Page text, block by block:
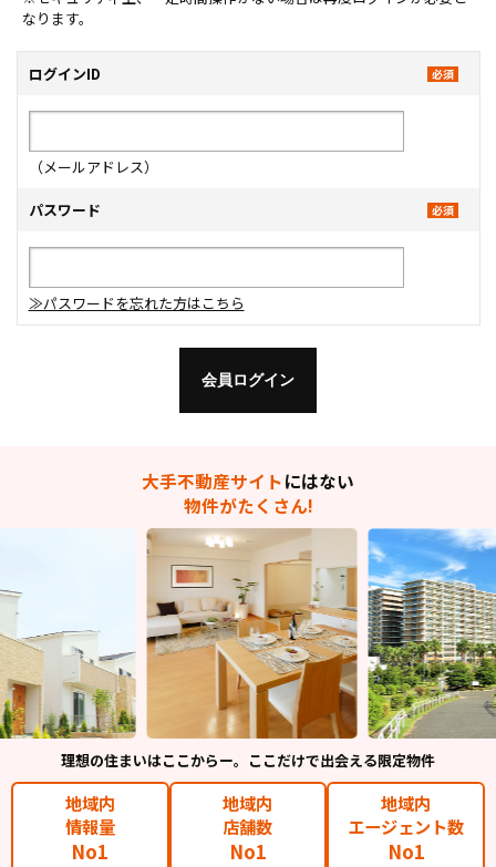
なります。
ログインID
（メールアドレス）
パスワード
≫パスワードを忘れた方はこちら
大手不動産サイトにはない
物件がたくさん!
理想の住まいはここからー。ここだけで出会える限定物件
地域内
情報量
No1
地域内
店舗数
No1
地域内
エージェント数
No1